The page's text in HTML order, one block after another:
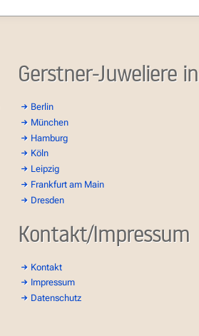
Gerstner-Juweliere in
Berlin
München
Hamburg
Köln
Leipzig
Frankfurt am Main
Dresden
Kontakt/Impressum
Kontakt
Impressum
Datenschutz